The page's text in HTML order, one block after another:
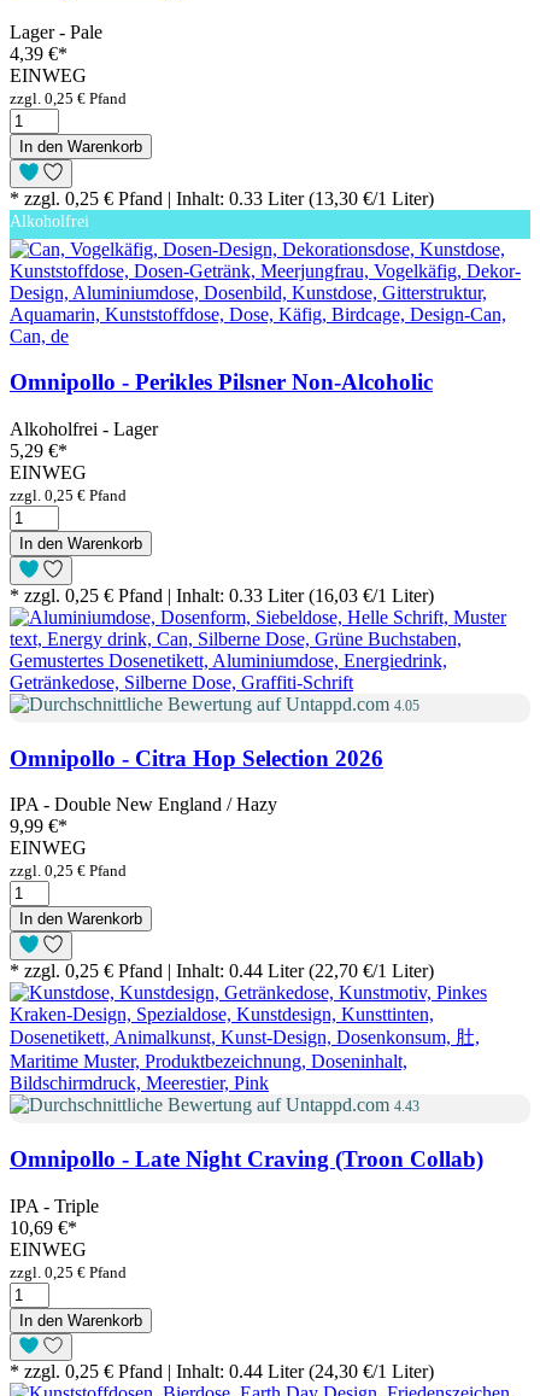
Lager - Pale
4,39 €*
EINWEG
zzgl. 0,25 € Pfand
In den Warenkorb
* zzgl. 0,25 € Pfand | Inhalt: 0.33 Liter (13,30 €/1 Liter)
Alkoholfrei
Omnipollo - Perikles Pilsner Non-Alcoholic
Alkoholfrei - Lager
5,29 €*
EINWEG
zzgl. 0,25 € Pfand
In den Warenkorb
* zzgl. 0,25 € Pfand | Inhalt: 0.33 Liter (16,03 €/1 Liter)
4.05
Omnipollo - Citra Hop Selection 2026
IPA - Double New England / Hazy
9,99 €*
EINWEG
zzgl. 0,25 € Pfand
In den Warenkorb
* zzgl. 0,25 € Pfand | Inhalt: 0.44 Liter (22,70 €/1 Liter)
4.43
Omnipollo - Late Night Craving (Troon Collab)
IPA - Triple
10,69 €*
EINWEG
zzgl. 0,25 € Pfand
In den Warenkorb
* zzgl. 0,25 € Pfand | Inhalt: 0.44 Liter (24,30 €/1 Liter)